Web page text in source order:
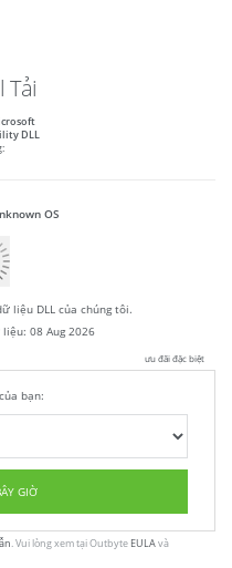
Tải
DLL
OS
liệu DLL của chúng tôi.
liệu: 08 Aug 2026
ưu đãi đặc biệt
bạn:
GIỜ
. Vui lòng xem tại Outbyte EULAvà